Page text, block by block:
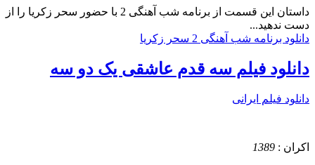
داستان
این قسمت از برنامه شب آهنگی 2 با حضور سحر زکریا را از
دست ندهید...
دانلود برنامه شب آهنگی 2 سحر زکریا
دانلود فیلم سه قدم عاشقی یک دو سه
دانلود فیلم ایرانی
اکران : 1389